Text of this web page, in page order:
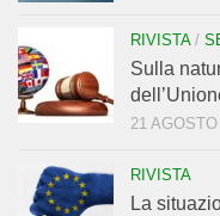
RIVISTA/
Sulla
21
RIVISTA
La